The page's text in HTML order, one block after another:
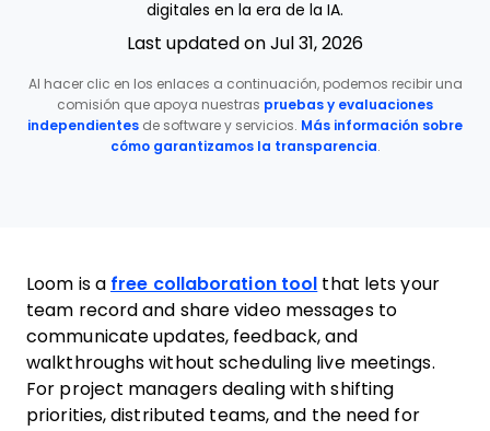
digitales en la era de la IA.
Last updated on Jul 31, 2026
Al hacer clic en los enlaces a continuación, podemos recibir una
comisión que apoya nuestras pruebas y evaluaciones
independientes de software y servicios. Más información sobre
cómo garantizamos la transparencia.
Loom is a free collaboration tool that lets your
team record and share video messages to
communicate updates, feedback, and
walkthroughs without scheduling live meetings.
For project managers dealing with shifting
priorities, distributed teams, and the need for